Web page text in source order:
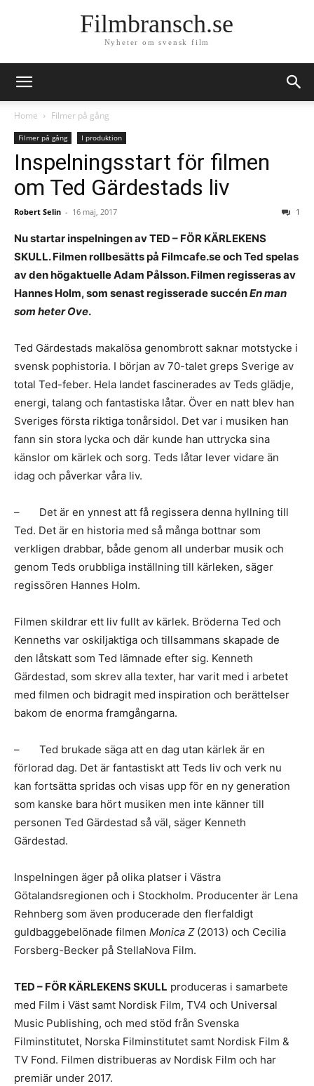
Filmbransch.se
Nyheter om svensk film
Home Filmer på gång
Filmer på gång I produktion
Inspelningsstart för filmen
om Ted Gärdestads liv
Robert Selin - 16 maj, 2017 1
Nu startar inspelningen av TED – FÖR KÄRLEKENS
SKULL. Filmen rollbesätts på Filmcafe.se och Ted spelas
av den högaktuelle Adam Pålsson. Filmen regisseras av
Hannes Holm, som senast regisserade succénEn man
som heter Ove.
Ted Gärdestads makalösa genombrott saknar motstycke i
svensk pophistoria. I början av 70-talet greps Sverige av
total Ted-feber. Hela landet fascinerades av Teds glädje,
energi, talang och fantastiska låtar. Över en natt blev han
Sveriges första riktiga tonårsidol. Det var i musiken han
fann sin stora lycka och där kunde han uttrycka sina
känslor om kärlek och sorg. Teds låtar lever vidare än
idag och påverkar våra liv.
– Det är en ynnest att få regissera denna hyllning till
Ted. Det är en historia med så många bottnar som
verkligen drabbar, både genom all underbar musik och
genom Teds orubbliga inställning till kärleken, säger
regissören Hannes Holm.
Filmen skildrar ett liv fullt av kärlek. Bröderna Ted och
Kenneths var oskiljaktiga och tillsammans skapade de
den låtskatt som Ted lämnade efter sig. Kenneth
Gärdestad, som skrev alla texter, har varit med i arbetet
med filmen och bidragit med inspiration och berättelser
bakom de enorma framgångarna.
– Ted brukade säga att en dag utan kärlek är en
förlorad dag. Det är fantastiskt att Teds liv och verk nu
kan fortsätta spridas och visas upp för en ny generation
som kanske bara hört musiken men inte känner till
personen Ted Gärdestad så väl, säger Kenneth
Gärdestad.
Inspelningen äger på olika platser i Västra
Götalandsregionen och i Stockholm. Producenter är Lena
Rehnberg som även producerade den flerfaldigt
guldbaggebelönade filmen Monica Z(2013) och Cecilia
Forsberg-Becker på StellaNova Film.
TED – FÖR KÄRLEKENS SKULL produceras i samarbete
med Film i Väst samt Nordisk Film, TV4 och Universal
Music Publishing, och med stöd från Svenska
Filminstitutet, Norska Filminstitutet samt Nordisk Film &
TV Fond. Filmen distribueras av Nordisk Film och har
premiär under 2017.